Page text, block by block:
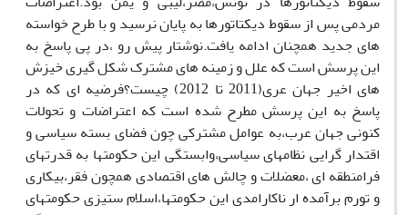
مردمی پس از سقوط دیکتاتورها به پایان نرسید و با طرح خواسته
های جدید همچنان ادامه یافت.نوشتار پیش رو ،در پی پاسخ به
این پرسش است که علل و زمینه های مشترک شکل گیری خیزش
های اخیر جهان عری(2011 تا 2012) چیست؟فرضیه ای که در
پاسخ به این پرسش مطرح شده است که اعتراضات و تحولات
کنونی جهان عرب،به عوامل مشترکی چون فضای بسته سیاسی و
اقتدار گرایی نظامهای سیاسی،وابستگی این حکومتها به قدرتهای
فرامنطقه ای ،معضلات و چالش های اقتصادی همچون فقر،بیکاری
و تورم برآمده ار ناکارامدی این حکومتها،اسلام ستیزی حکومتهای